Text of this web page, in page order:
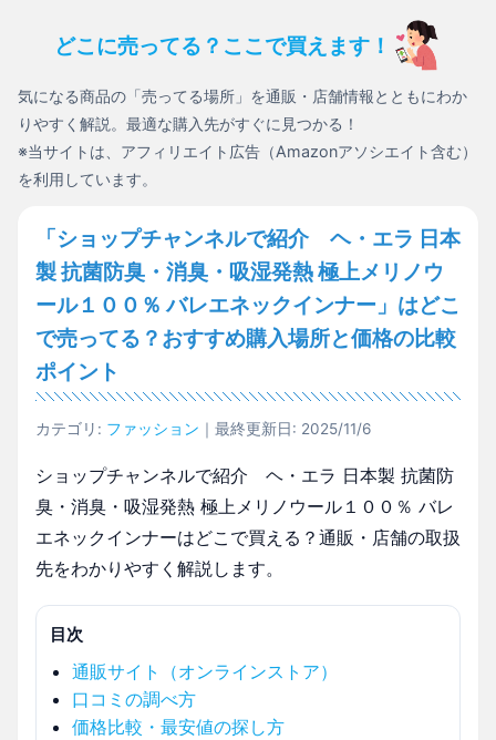
どこに売ってる？ここで買えます！
気になる商品の「売ってる場所」を通販・店舗情報とともにわか
りやすく解説。最適な購入先がすぐに見つかる！
※当サイトは、アフィリエイト広告（Amazonアソシエイト含む）
を利用しています。
「ショップチャンネルで紹介 ヘ・エラ 日本
製 抗菌防臭・消臭・吸湿発熱 極上メリノウ
ール１００％ バレエネックインナー」はどこ
で売ってる？おすすめ購入場所と価格の比較
ポイント
カテゴリ: ファッション ｜最終更新日: 2025/11/6
ショップチャンネルで紹介 ヘ・エラ 日本製 抗菌防
臭・消臭・吸湿発熱 極上メリノウール１００％ バレ
エネックインナーはどこで買える？通販・店舗の取扱
先をわかりやすく解説します。
目次
通販サイト（オンラインストア）
口コミの調べ方
価格比較・最安値の探し方